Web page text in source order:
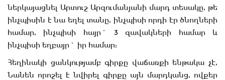
ներկայացնել Արտուշ Արզումանյանի մարդ տեսակը, թե
ինչպիսին է նա եղել տանը, ինչպիսի որդի էր ծնողների
համար, ինչպիսի հայր` 3 զավակների համար և
ինչպիսի եղբայր` իր համար:
Հեղինակի ցանկությամբ գիրքը վաճառքի ենթակա չէ,
Նանեն որոշել է նվիրել գիրքը այն մարդկանց, ովքեր